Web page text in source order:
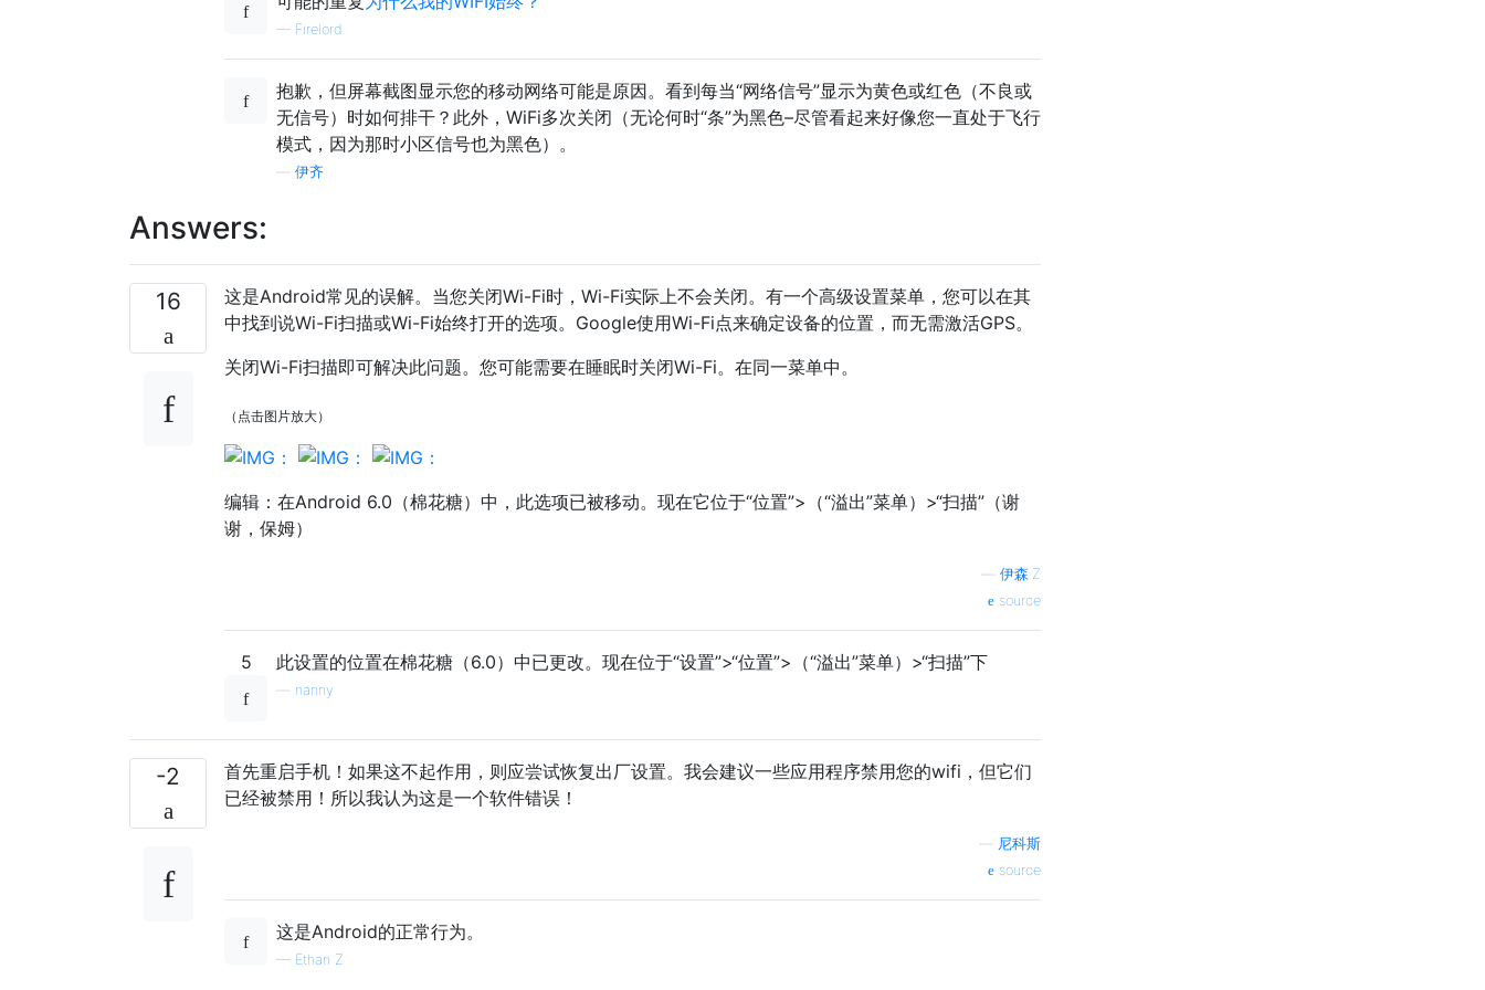
— Firelord
抱歉，但屏幕截图显示您的移动网络可能是原因。看到每当“网络信号”显示为黄色或红色（不良或
无信号）时如何排干？此外，WiFi多次关闭（无论何时“条”为黑色–尽管看起来好像您一直处于飞行
模式，因为那时小区信号也为黑色）。
伊齐
Answers:
16
这是Android常见的误解。当您关闭Wi-Fi时，Wi-Fi实际上不会关闭。有一个高级设置菜单，您可以在其
中找到说Wi-Fi扫描或Wi-Fi始终打开的选项。Google使用Wi-Fi点来确定设备的位置，而无需激活GPS。
关闭Wi-Fi扫描即可解决此问题。您可能需要在睡眠时关闭Wi-Fi。在同一菜单中。
（点击图片放大）
编辑：在Android 6.0（棉花糖）中，此选项已被移动。现在它位于“位置”>（“溢出”菜单）>“扫描”（谢
谢，保姆）
伊森·Z
source
5 此设置的位置在棉花糖（6.0）中已更改。现在位于“设置”>“位置”>（“溢出”菜单）>“扫描”下
nanny
-2
首先重启手机！如果这不起作用，则应尝试恢复出厂设置。我会建议一些应用程序禁用您的wifi，但它们
已经被禁用！所以我认为这是一个软件错误！
尼科斯
source
这是Android的正常行为。
— Ethan Z